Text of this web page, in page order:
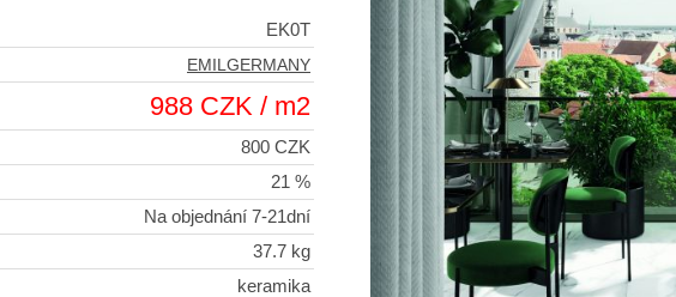
EK0T
EMILGERMANY
988 CZK / m2
800 CZK
21 %
Na objednání 7-21dní
37.7 kg
keramika